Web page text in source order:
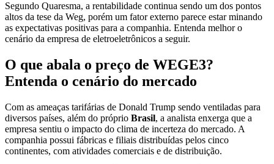
Segundo Quaresma, a rentabilidade continua sendo um dos pontos
altos da tese da Weg, porém um fator externo parece estar minando
as expectativas positivas para a companhia. Entenda melhor o
cenário da empresa de eletroeletrônicos a seguir.
O que abala o preço de WEGE3?
Entenda o cenário do mercado
Com as ameaças tarifárias de Donald Trump sendo ventiladas para
diversos países, além do próprio Brasil, a analista enxerga que a
empresa sentiu o impacto do clima de incerteza do mercado. A
companhia possui fábricas e filiais distribuídas pelos cinco
continentes, com atividades comerciais e de distribuição.